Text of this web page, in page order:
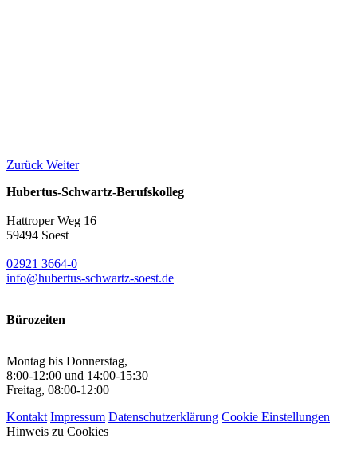
Zurück Weiter
Hubertus-Schwartz-Berufskolleg
Hattroper Weg 16
59494 Soest
02921 3664-0
info@hubertus-schwartz-soest.de
Bürozeiten
Montag bis Donnerstag,
8:00-12:00 und 14:00-15:30
Freitag, 08:00-12:00
Kontakt Impressum Datenschutzerklärung Cookie Einstellungen
Hinweis zu Cookies